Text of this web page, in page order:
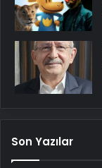
Son Yazılar